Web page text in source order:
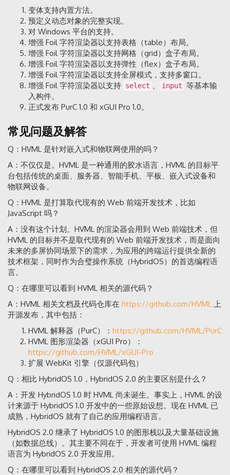
变体支持内置方法。
预定义动态对象的完整实现。
对 Windows 平台的支持。
增强 Foil 字符渲染器以支持表格（table）布局。
增强 Foil 字符渲染器以支持网格（grid）盒子布局。
增强 Foil 字符渲染器以支持弹性（flex）盒子布局。
增强 Foil 字符渲染器以支持全屏模式，支持多窗口。
增强 Foil 字符渲染器以支持 select 、 input 等基本输
入构件。
正式发布 PurC 1.0 和 xGUI Pro 1.0。
常见问题及解答
Q：HVML 是针对嵌入式和物联网使用的吗？
A：不仅仅是。HVML 是一种通用的胶水语言，HVML 的目标平
台包括传统的桌面、服务器、智能手机、平板、嵌入式设备和
物联网设备。
Q：HVML 是打算取代现有的 Web 前端开发技术，比如
JavaScript 吗？
A：没有这个计划。HVML 的渲染器会用到 Web 前端技术，但
HVML 的目标并不是取代现有的 Web 前端开发技术，而是面向
未来的多屏协同场景下的需求，为应用的跨端运行提供全新的
技术框架，同时作为合璧操作系统（HybridOS）的首选编程语
言。
Q：在哪里可以看到 HVML 相关的源代码？
A：HVML 相关文档及代码仓库在 https://github.com/HVML 上
开源发布，其中包括：
HVML 解释器（PurC）： https://github.com/HVML/PurC
HVML 图形渲染器（xGUI Pro）：
https://github.com/HVML/xGUI-Pro
扩展 WebKit 引擎（仅源代码包）
Q：相比 HybridOS 1.0，HybridOS 2.0 的主要区别是什么？
A：开发 HybridOS 1.0 时 HVML 尚未诞生。事实上，HVML 的设
计来源于 HybridOS 1.0 开发中的一些原始设想。现在 HVML 已
成熟，HybridOS 就有了自己的应用编程语言。
HybridOS 2.0 继承了 HybridOS 1.0 的图形栈以及大量基础设施
（如数据总线）。其主要不同在于，开发者可使用 HVML 编程
语言为 HybridOS 2.0 开发应用。
Q：在哪里可以看到 HybridOS 2.0 相关的源代码？